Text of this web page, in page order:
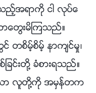
ည့္အရာကို ငါ လုပ္ေ
တြးမိၾကသည္။
စိမ့္စိမ့္ နာက်င္မႈ၊
ခင္းတို႔ ခံစားရသည္။
ာ လူတို႔ကို အမွန္တက